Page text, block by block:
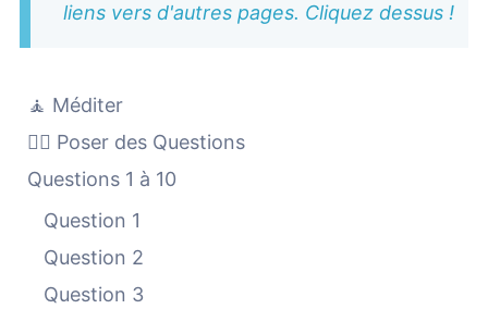
liens vers d'autres pages. Cliquez dessus !
🧘 Méditer
🙋‍♀️ Poser des Questions
Questions 1 à 10
Question 1
Question 2
Question 3